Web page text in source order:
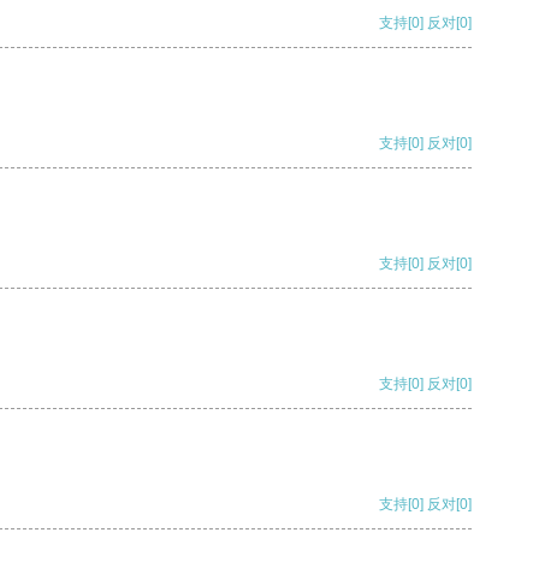
支持[0] 反对[0]
支持[0] 反对[0]
支持[0] 反对[0]
支持[0] 反对[0]
支持[0] 反对[0]